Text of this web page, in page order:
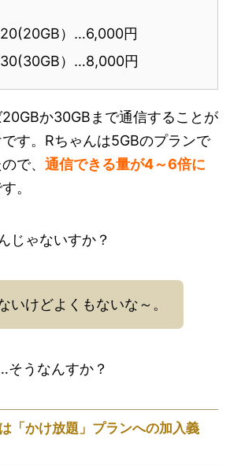
）…6,000円
）…8,000円
か30GBまで通信することが
す。Rちゃんは5GBのプランで
で、 通信できる量が4～6倍に
。
じゃないすか？
いけどよくもないな～。
そうなんすか？
「かけ放題」プランへの加入義